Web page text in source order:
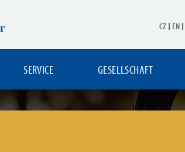
CZ EN
SERVICE GESELLSCHAFT